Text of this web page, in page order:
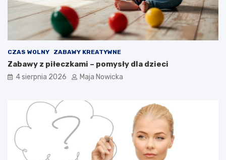
CZAS WOLNY ZABAWY KREATYWNE
Zabawy z piłeczkami – pomysły dla dzieci
4 sierpnia 2026 Maja Nowicka